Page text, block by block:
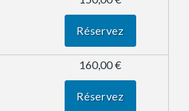
Réservez
160,00 €
Réservez